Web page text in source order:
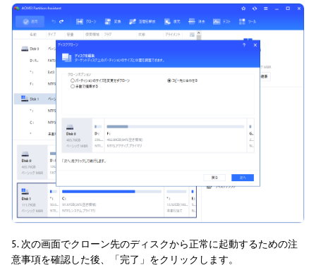
5. 次の画面でクローン先のディスクから正常に起動するための注
意事項を確認した後、「完了」をクリックします。